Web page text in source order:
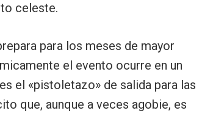
celeste.
para los meses de mayor
el evento ocurre en un
el «pistoletazo» de salida para las
que, aunque a veces agobie, es